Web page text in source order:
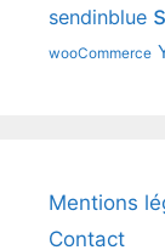
sendinblue
wooCommerce
Mentions
Contact